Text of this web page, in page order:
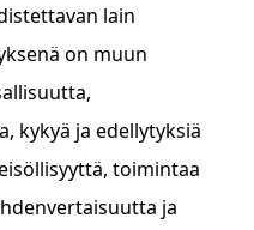
lain
on muun
kykyä ja edellytyksiä
toimintaa
ja